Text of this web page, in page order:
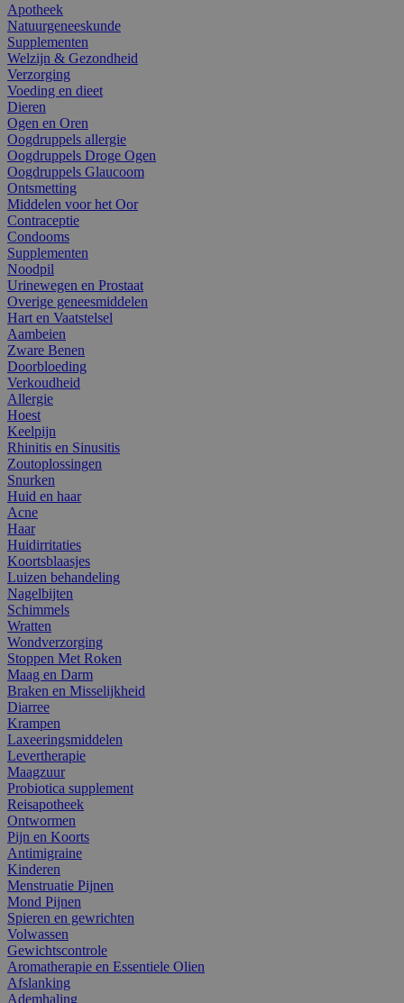
Apotheek
Natuurgeneeskunde
Supplementen
Welzijn & Gezondheid
Verzorging
Voeding en dieet
Dieren
Ogen en Oren
Oogdruppels allergie
Oogdruppels Droge Ogen
Oogdruppels Glaucoom
Ontsmetting
Middelen voor het Oor
Contraceptie
Condooms
Supplementen
Noodpil
Urinewegen en Prostaat
Overige geneesmiddelen
Hart en Vaatstelsel
Aambeien
Zware Benen
Doorbloeding
Verkoudheid
Allergie
Hoest
Keelpijn
Rhinitis en Sinusitis
Zoutoplossingen
Snurken
Huid en haar
Acne
Haar
Huidirritaties
Koortsblaasjes
Luizen behandeling
Nagelbijten
Schimmels
Wratten
Wondverzorging
Stoppen Met Roken
Maag en Darm
Braken en Misselijkheid
Diarree
Krampen
Laxeeringsmiddelen
Levertherapie
Maagzuur
Probiotica supplement
Reisapotheek
Ontwormen
Pijn en Koorts
Antimigraine
Kinderen
Menstruatie Pijnen
Mond Pijnen
Spieren en gewrichten
Volwassen
Gewichtscontrole
Aromatherapie en Essentiele Olien
Afslanking
Ademhaling